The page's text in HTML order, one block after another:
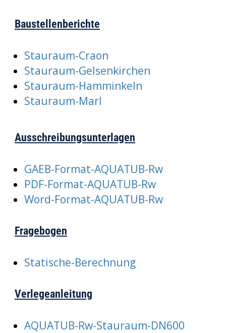
Baustellenberichte
Stauraum-Craon
Stauraum-Gelsenkirchen
Stauraum-Hamminkeln
Stauraum-Marl
Ausschreibungsunterlagen
GAEB-Format-AQUATUB-Rw
PDF-Format-AQUATUB-Rw
Word-Format-AQUATUB-Rw
Fragebogen
Statische-Berechnung
Verlegeanleitung
AQUATUB-Rw-Stauraum-DN600